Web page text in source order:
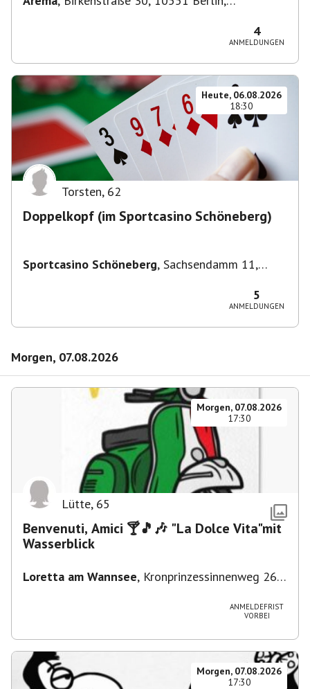
4
ANMELDUNGEN
Heute, 06.08.2026
18:30
Torsten, 62
Doppelkopf (im Sportcasino Schöneberg)
Sportcasino Schöneberg, Sachsendamm 11,
5
ANMELDUNGEN
Morgen, 07.08.2026
Morgen, 07.08.2026
17:30
Lütte, 65
Benvenuti, Amici 🍸🎵🎶 "La Dolce Vita"mit
Wasserblick
Loretta am Wannsee, Kronprinzessinnenweg 260,
ANMELDEFRIST
VORBEI
Morgen, 07.08.2026
17:30